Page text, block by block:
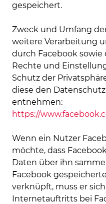
gespeichert.
Zweck und Umfang
weitere Verarbeitung
durch Facebook
Rechte und
Schutz der
diese den
entnehmen:
https://
Wenn ein Nutzer
möchte, dass
Daten über ihn
Facebook
verknüpft, muss er
Internetauftritts bei